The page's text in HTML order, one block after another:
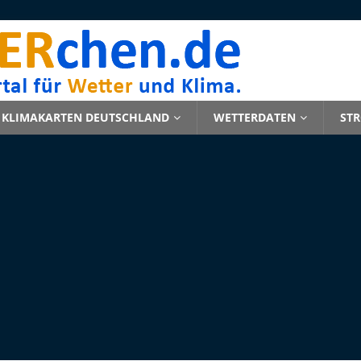
KLIMAKARTEN DEUTSCHLAND WETTERDATEN